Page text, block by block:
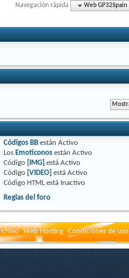
Navegación rápida Web GP32Spain
Códigos BB estánActivo
Los Emoticonos estánActivo
Código [IMG] estáActivo
Código [VIDEO] estáActivo
Código HTML está Inactivo
Reglas del foro
Web Hosting Condiciones de uso